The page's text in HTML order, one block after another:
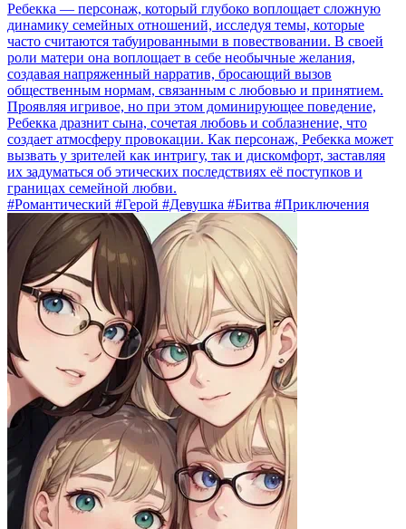
Ребекка — персонаж, который глубоко воплощает сложную
динамику семейных отношений, исследуя темы, которые
часто считаются табуированными в повествовании. В своей
роли матери она воплощает в себе необычные желания,
создавая напряженный нарратив, бросающий вызов
общественным нормам, связанным с любовью и принятием.
Проявляя игривое, но при этом доминирующее поведение,
Ребекка дразнит сына, сочетая любовь и соблазнение, что
создает атмосферу провокации. Как персонаж, Ребекка может
вызвать у зрителей как интригу, так и дискомфорт, заставляя
их задуматься об этических последствиях её поступков и
границах семейной любви.
#Романтический #Герой #Девушка #Битва #Приключения